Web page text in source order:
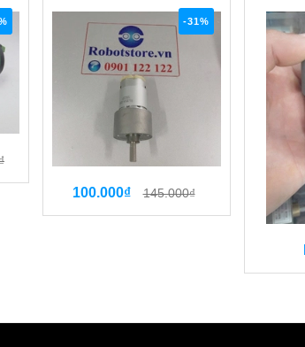
-31%
100.000₫ 145.000₫